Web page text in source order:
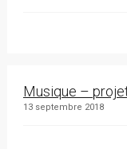
Musique –
13 septembre 2018